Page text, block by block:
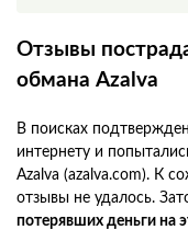
Отзывы
обмана Azalva
В поисках
интернету и
Azalva (azalva.com). К
отзывы не удалось.
потерявших деньги на